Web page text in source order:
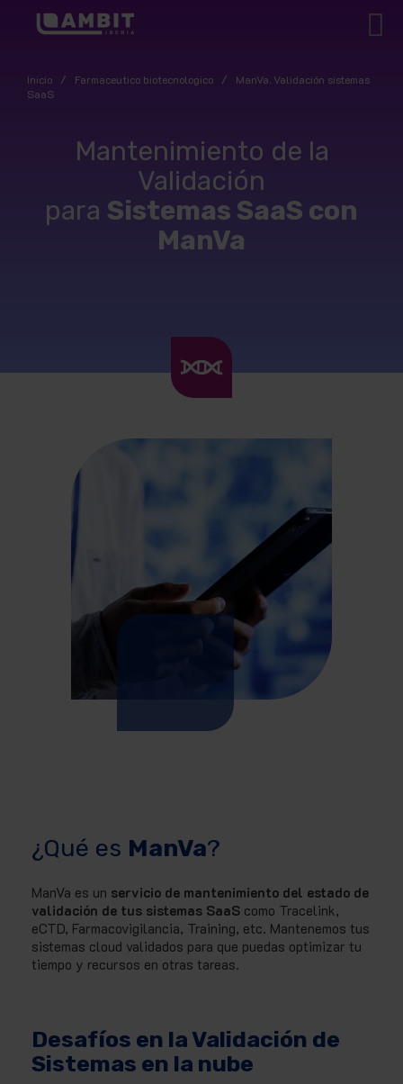
Inicio / Farmaceutico biotecnologico /
ManVa. Validación sistemas
SaaS
Mantenimiento de la
Validación
para Sistemas SaaS con
ManVa
¿Qué es ManVa?
ManVa es un servicio de mantenimiento del estado de
validación de tus sistemas SaaS como Tracelink,
eCTD, Farmacovigilancia, Training, etc. Mantenemos tus
sistemas cloud validados para que puedas optimizar tu
tiempo y recursos en otras tareas.
Desafíos en la Validación de
Sistemas en la nube